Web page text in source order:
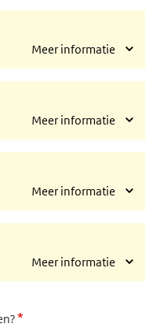
Meer informatie
Meer informatie
Meer informatie
Meer informatie
*